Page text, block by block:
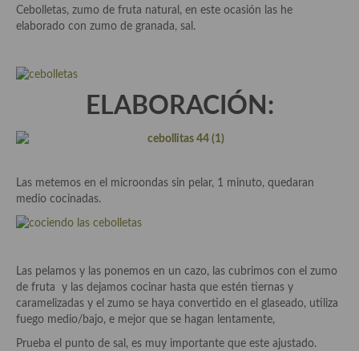
Airfryer recetas
aditivos
Especias, mezclas de especias
Hierbas aromáticas
Mojos y pastas
Sales y polvos
Adobos
Aperitivos
Cebolletas, zumo de fruta natural, en este ocasión las he
elaborado con zumo de granada, sal.
ELABORACIÓN:
Las metemos en el microondas sin pelar, 1 minuto, quedaran
medio cocinadas.
Las pelamos y las ponemos en un cazo, las cubrimos con el zumo
de fruta y las dejamos cocinar hasta que estén tiernas y
caramelizadas y el zumo se haya convertido en el glaseado, utiliza
fuego medio/bajo, e mejor que se hagan lentamente,
Prueba el punto de sal, es muy importante que este ajustado.